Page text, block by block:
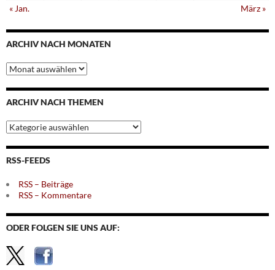
« Jan.
März »
ARCHIV NACH MONATEN
Archiv
nach
Monaten
ARCHIV NACH THEMEN
Archiv
nach
Themen
RSS-FEEDS
RSS – Beiträge
RSS – Kommentare
ODER FOLGEN SIE UNS AUF: